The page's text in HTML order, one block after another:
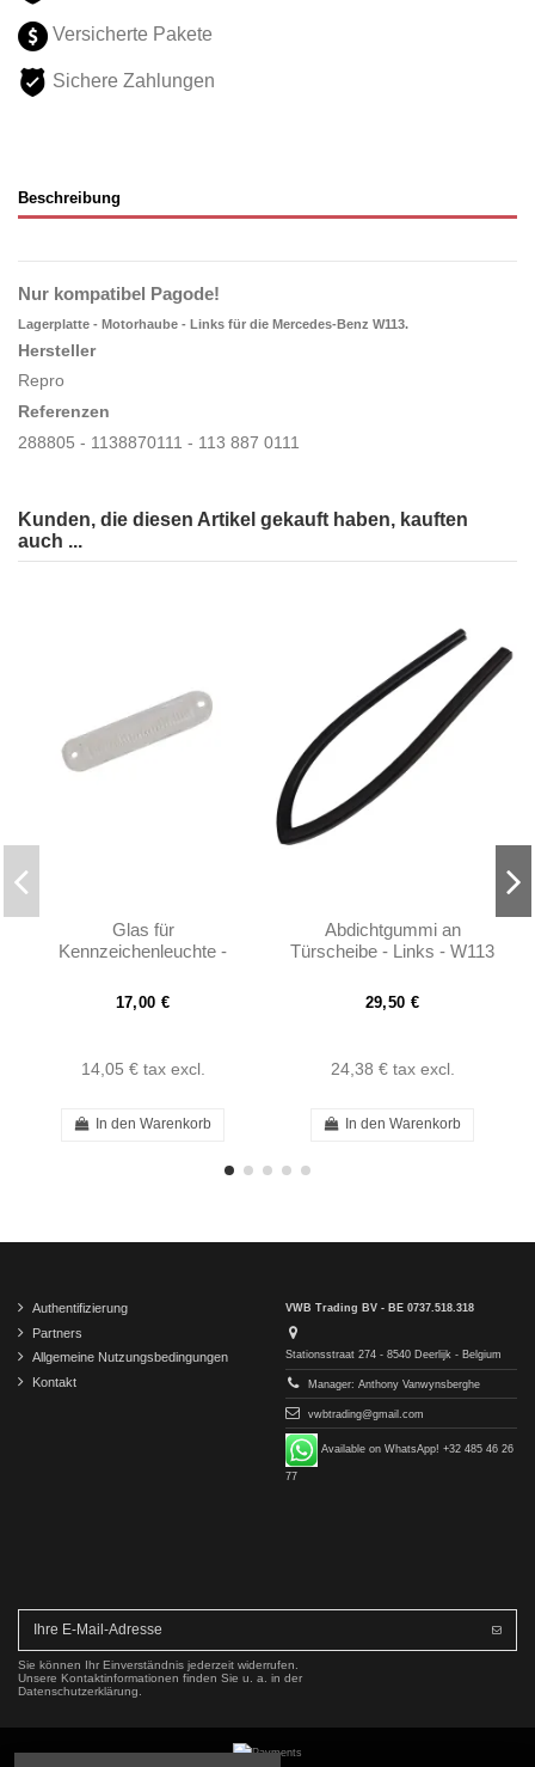
Versicherte Pakete
Sichere Zahlungen
Beschreibung
Nur kompatibel Pagode!
Lagerplatte - Motorhaube - Links für die Mercedes-Benz W113.
Hersteller
Repro
Referenzen
288805 - 1138870111 - 113 887 0111
Kunden, die diesen Artikel gekauft haben, kauften
auch ...
Glas für
Kennzeichenleuchte -
17,00 €
14,05 € tax excl.
In den Warenkorb
Abdichtgummi an
Türscheibe - Links - W113
29,50 €
24,38 € tax excl.
In den Warenkorb
Authentifizierung
Partners
Allgemeine Nutzungsbedingungen
Kontakt
VWB Trading BV - BE 0737.518.318
Stationsstraat 274 - 8540 Deerlijk - Belgium
Manager: Anthony Vanwynsberghe
vwbtrading@gmail.com
Available on WhatsApp! +32 485 46 26
77
Sie können Ihr Einverständnis jederzeit widerrufen.
Unsere Kontaktinformationen finden Sie u. a. in der
Datenschutzerklärung.